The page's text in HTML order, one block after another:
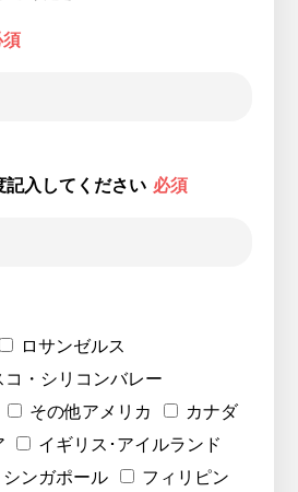
須
記入してください 必須
ロサンゼルス
・シリコンバレー
その他アメリカ
カナダ
イギリス･アイルランド
シンガポール
フィリピン